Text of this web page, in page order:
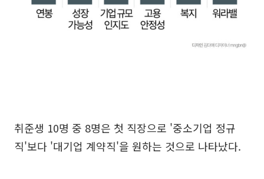
취준생 10명 중 8명은 첫 직장으로 '중소기업 정규
직'보다 '대기업 계약직'을 원하는 것으로 나타났다.